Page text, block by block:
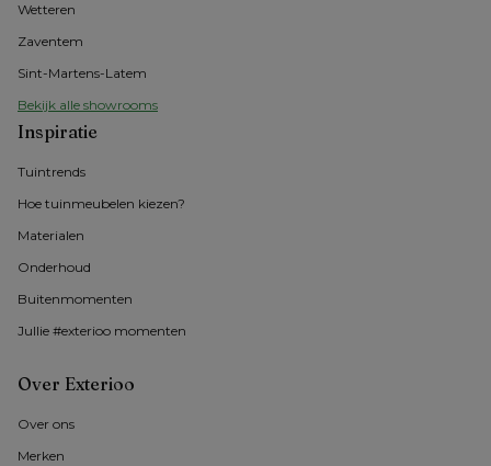
Wetteren
Zaventem
Sint-Martens-Latem
Bekijk alle showrooms
Inspiratie
Tuintrends
Hoe tuinmeubelen kiezen?
Materialen
Onderhoud
Buitenmomenten
Jullie #exterioo momenten
Over Exterioo
Over ons
Merken